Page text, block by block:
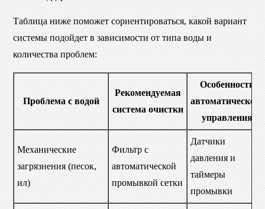
Таблица ниже поможет сориентироваться, какой вариант
системы подойдет в зависимости от типа воды и
количества проблем:
Проблема с водой
Рекомендуемая
система очистки
Особенности
автоматического
управления
Механические
загрязнения (песок,
ил)
Фильтр с
автоматической
промывкой сетки
Датчики
давления и
таймеры
промывки